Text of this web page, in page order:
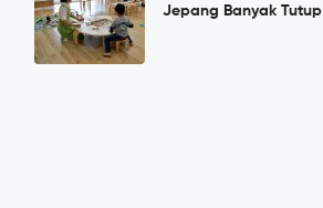
Jepang Banyak Tutup